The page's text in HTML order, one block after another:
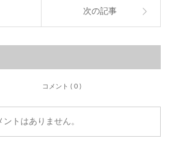
次の記事
コメント ( 0 )
トはありません。